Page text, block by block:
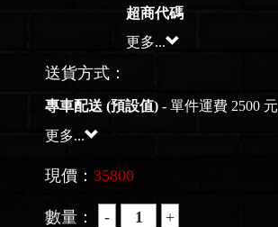
超商代碼
更多...
送貨方式：
專車配送 (預設值) - 單件運費 2500 元
更多...
現價： 35800
數量：